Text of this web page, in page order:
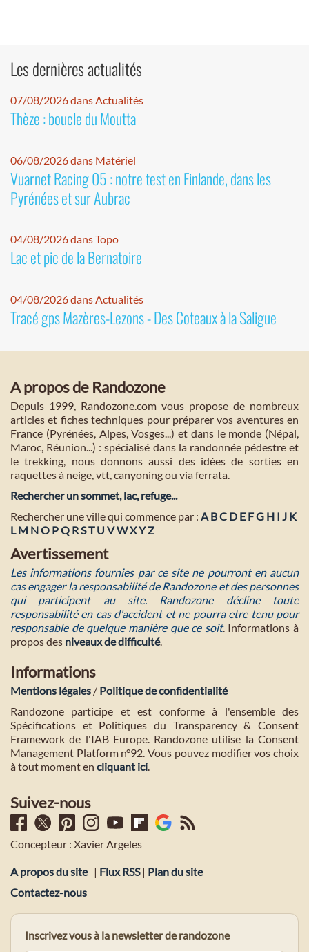
Les dernières actualités
07/08/2026 dans Actualités
Thèze : boucle du Moutta
06/08/2026 dans Matériel
Vuarnet Racing 05 : notre test en Finlande, dans les
Pyrénées et sur Aubrac
04/08/2026 dans Topo
Lac et pic de la Bernatoire
04/08/2026 dans Actualités
Tracé gps Mazères-Lezons - Des Coteaux à la Saligue
A propos de Randozone
Depuis 1999, Randozone.com vous propose de nombreux
articles et fiches techniques pour préparer vos aventures en
France (Pyrénées, Alpes, Vosges...) et dans le monde (Népal,
Maroc, Réunion...) : spécialisé dans la randonnée pédestre et
le trekking, nous donnons aussi des idées de sorties en
raquettes à neige, vtt, canyoning ou via ferrata.
Rechercher un sommet, lac, refuge...
Rechercher une ville qui commence par : A BC D E FG H I J K
L M NO PQ RST U VWXYZ
Avertissement
Les informations fournies par ce site ne pourront en aucun
cas engager la responsabilité de Randozone et des personnes
qui participent au site. Randozone décline toute
responsabilité en cas d'accident et ne pourra etre tenu pour
responsable de quelque manière que ce soit. Informations à
propos des niveaux de difficulté.
Informations
Mentions légales / Politique de confidentialité
Randozone participe et est conforme à l'ensemble des
Spécifications et Politiques du Transparency & Consent
Framework de l'IAB Europe. Randozone utilise la Consent
Management Platform n°92. Vous pouvez modifier vos choix
à tout moment en cliquant ici.
Suivez-nous
Concepteur : Xavier Argeles
A propos du site | Flux RSS| Plan du site
Contactez-nous
Inscrivez vous à la newsletter de randozone